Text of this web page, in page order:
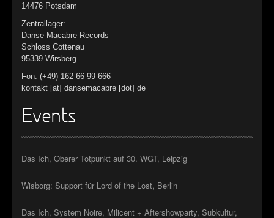
14476 Potsdam
Zentrallager:
Danse Macabre Records
Schloss Cottenau
95339 Wirsberg
Fon: (+49) 162 66 99 666
kontakt [at] dansemacabre [dot] de
Events
Das Ich, Oberer Totpunkt auf 30. WGT, Leipzig
Wisborg: Support für Lord of the Lost, Berlin
Das Ich, System Noire, Milicent + Aftershowparty, Subkultur,